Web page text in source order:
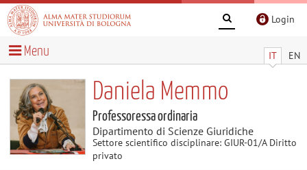
Login
IT EN
Menu
Daniela Memmo
Professoressa ordinaria
Dipartimento di Scienze Giuridiche
Settore scientifico disciplinare: GIUR-01/A Diritto
privato